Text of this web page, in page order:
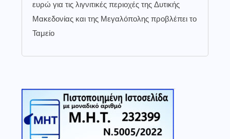
ευρώ για τις λιγνιτικές περιοχές της Δυτικής
Μακεδονίας και της Μεγαλόπολης προβλέπει το
Ταμείο